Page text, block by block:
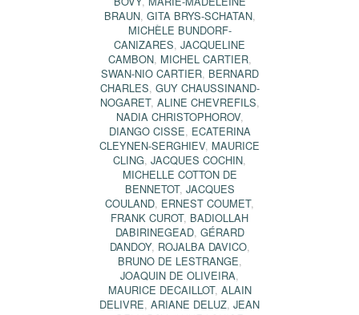
BRAUN, GITA BRYS-SCHATAN,
MICHÈLE BUNDORF-
CANIZARES, JACQUELINE
CAMBON, MICHEL CARTIER,
SWAN-NIO CARTIER, BERNARD
CHARLES, GUY CHAUSSINAND-
NOGARET, ALINE CHEVREFILS,
NADIA CHRISTOPHOROV,
DIANGO CISSE, ECATERINA
CLEYNEN-SERGHIEV, MAURICE
CLING, JACQUES COCHIN,
MICHELLE COTTON DE
BENNETOT, JACQUES
COULAND, ERNEST COUMET,
FRANK CUROT, BADIOLLAH
DABIRINEGEAD, GÉRARD
DANDOY, ROJALBA DAVICO,
BRUNO DE LESTRANGE,
JOAQUIN DE OLIVEIRA,
MAURICE DECAILLOT, ALAIN
DELIVRE, ARIANE DELUZ, JEAN